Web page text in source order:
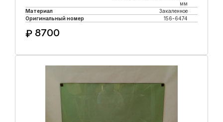
мм
Материал
Закаленное
Оригинальный номер
156-6474
₽ 8700